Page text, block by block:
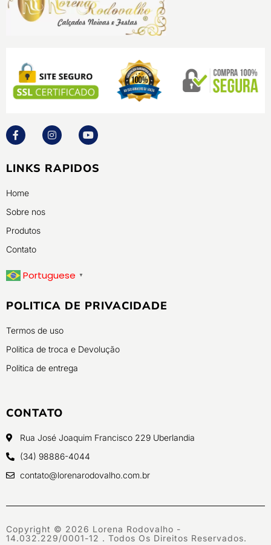
LINKS RAPIDOS
Home
Sobre nos
Produtos
Contato
Portuguese ▼
POLITICA DE PRIVACIDADE
Termos de uso
Politica de troca e Devolução
Politica de entrega
CONTATO
Rua José Joaquim Francisco 229 Uberlandia
(34) 98886-4044
contato@lorenarodovalho.com.br
Copyright © 2026 Lorena Rodovalho -
14.032.229/0001-12 . Todos Os Direitos Reservados.